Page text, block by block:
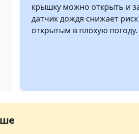
крышку можно открыть и
датчик дождя снижает
открытым в плохую погоду.